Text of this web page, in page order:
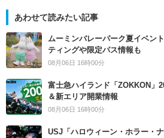
あわせて読みたい記事
ムーミンバレーパーク夏イベン
ティングや限定パス情報も
08月06日 16時00分
富士急ハイランド「ZOKKON」
＆新エリア開業情報
08月06日 16時00分
USJ「ハロウィーン・ホラー・